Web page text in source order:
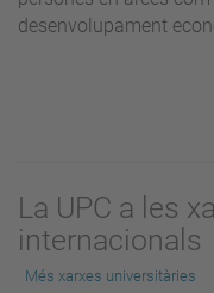
desenvolupament
La UPC a les
internacionals
Més xarxes universitàries